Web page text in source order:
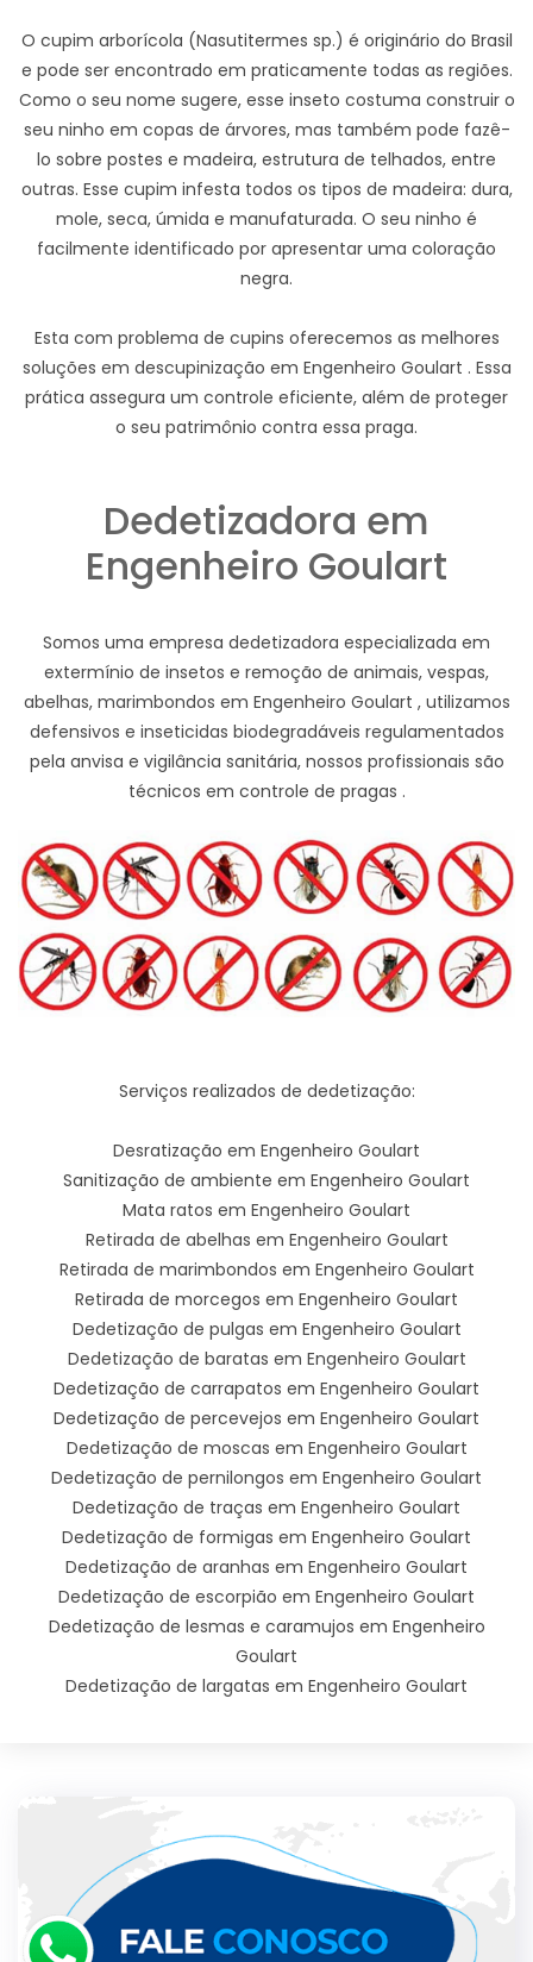
O cupim arborícola (Nasutitermes sp.) é originário do Brasil
e pode ser encontrado em praticamente todas as regiões.
Como o seu nome sugere, esse inseto costuma construir o
seu ninho em copas de árvores, mas também pode fazê-
lo sobre postes e madeira, estrutura de telhados, entre
outras. Esse cupim infesta todos os tipos de madeira: dura,
mole, seca, úmida e manufaturada. O seu ninho é
facilmente identificado por apresentar uma coloração
negra.
Esta com problema de cupins oferecemos as melhores
soluções em descupinização em Engenheiro Goulart . Essa
prática assegura um controle eficiente, além de proteger
o seu patrimônio contra essa praga.
Dedetizadora em
Engenheiro Goulart
Somos uma empresa dedetizadora especializada em
extermínio de insetos e remoção de animais, vespas,
abelhas, marimbondos em Engenheiro Goulart , utilizamos
defensivos e inseticidas biodegradáveis regulamentados
pela anvisa e vigilância sanitária, nossos profissionais são
técnicos em controle de pragas .
Serviços realizados de dedetização:
Desratização em Engenheiro Goulart
Sanitização de ambiente em Engenheiro Goulart
Mata ratos em Engenheiro Goulart
Retirada de abelhas em Engenheiro Goulart
Retirada de marimbondos em Engenheiro Goulart
Retirada de morcegos em Engenheiro Goulart
Dedetização de pulgas em Engenheiro Goulart
Dedetização de baratas em Engenheiro Goulart
Dedetização de carrapatos em Engenheiro Goulart
Dedetização de percevejos em Engenheiro Goulart
Dedetização de moscas em Engenheiro Goulart
Dedetização de pernilongos em Engenheiro Goulart
Dedetização de traças em Engenheiro Goulart
Dedetização de formigas em Engenheiro Goulart
Dedetização de aranhas em Engenheiro Goulart
Dedetização de escorpião em Engenheiro Goulart
Dedetização de lesmas e caramujos em Engenheiro
Goulart
Dedetização de largatas em Engenheiro Goulart